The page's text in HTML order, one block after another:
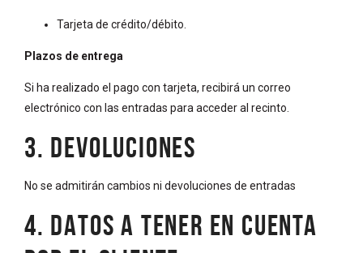
Tarjeta de crédito/débito.
Plazos de entrega
Si ha realizado el pago con tarjeta, recibirá un correo
electrónico con las entradas para acceder al recinto.
3. DEVOLUCIONES
No se admitirán cambios ni devoluciones de entradas
4. DATOS A TENER EN CUENTA